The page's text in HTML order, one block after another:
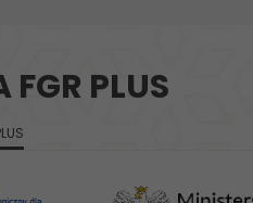
PLUS